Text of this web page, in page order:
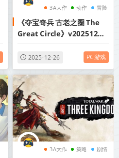
3A大作 动作 冒险
《夺宝奇兵 古老之圈 The
Great Circle》v20251209-
全DLC+送修改器丨中文版网
盘下载
2025-12-26 PC游戏
3A大作 策略 剧情